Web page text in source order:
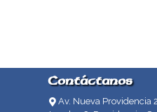
Contáctanos
Av. Nueva Providencia